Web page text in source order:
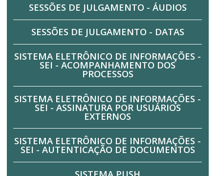
SESSÕES DE JULGAMENTO - ÁUDIOS
SESSÕES DE JULGAMENTO - DATAS
SISTEMA ELETRÔNICO DE INFORMAÇÕES -
SEI - ACOMPANHAMENTO DOS
PROCESSOS
SISTEMA ELETRÔNICO DE INFORMAÇÕES -
SEI - ASSINATURA POR USUÁRIOS
EXTERNOS
SISTEMA ELETRÔNICO DE INFORMAÇÕES -
SEI - AUTENTICAÇÃO DE DOCUMENTOS